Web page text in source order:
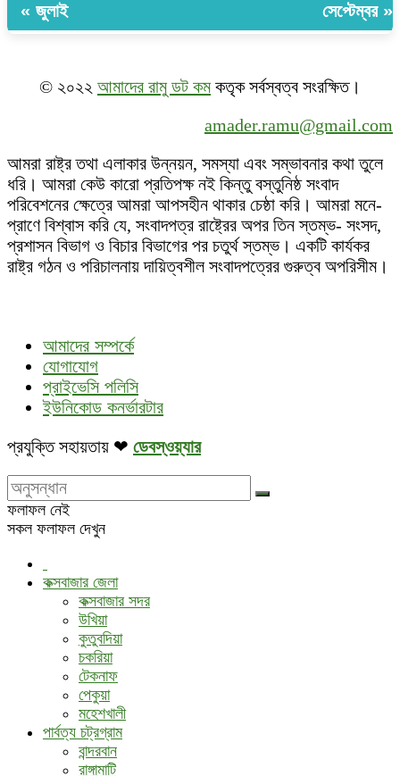
« জুলাই সেপ্টেম্বর »
© ২০২২ আমাদের রামু ডট কমকতৃক সর্বস্বত্ব সংরক্ষিত।
amader.ramu@gmail.com
আমরা রাষ্ট্র তথা এলাকার উন্নয়ন, সমস্যা এবং সম্ভাবনার কথা তুলে
ধরি। আমরা কেউ কারো প্রতিপক্ষ নই কিন্তু বস্তুনিষ্ঠ সংবাদ
পরিবেশনের ক্ষেত্রে আমরা আপসহীন থাকার চেষ্ঠা করি। আমরা মনে-
প্রাণে বিশ্বাস করি যে, সংবাদপত্র রাষ্ট্রের অপর তিন স্তম্ভ- সংসদ,
প্রশাসন বিভাগ ও বিচার বিভাগের পর চতুর্থ স্তম্ভ। একটি কার্যকর
রাষ্ট্র গঠন ও পরিচালনায় দায়িত্বশীল সংবাদপত্রের গুরুত্ব অপরিসীম।
আমাদের সম্পর্কে
যোগাযোগ
প্রাইভেসি পলিসি
ইউনিকোড কনর্ভারটার
প্রযুক্তি সহায়তায় ❤ ডেবস্ওয়্যার
ফলাফল নেই
সকল ফলাফল দেখুন
কক্সবাজার জেলা
কক্সবাজার সদর
উখিয়া
কুতুবদিয়া
চকরিয়া
টেকনাফ
পেকুয়া
মহেশখালী
পার্বত্য চট্রগ্রাম
বান্দরবান
রাঙ্গামাটি